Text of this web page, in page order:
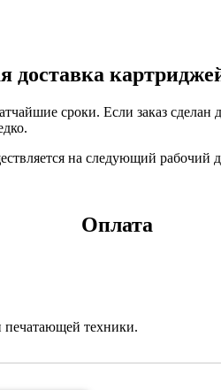
доставка
сроки. Если заказ
на следующий рабочий
Оплата
печатающей техники.